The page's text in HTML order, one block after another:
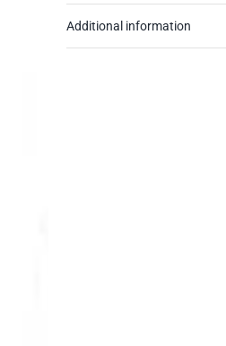
Additional information